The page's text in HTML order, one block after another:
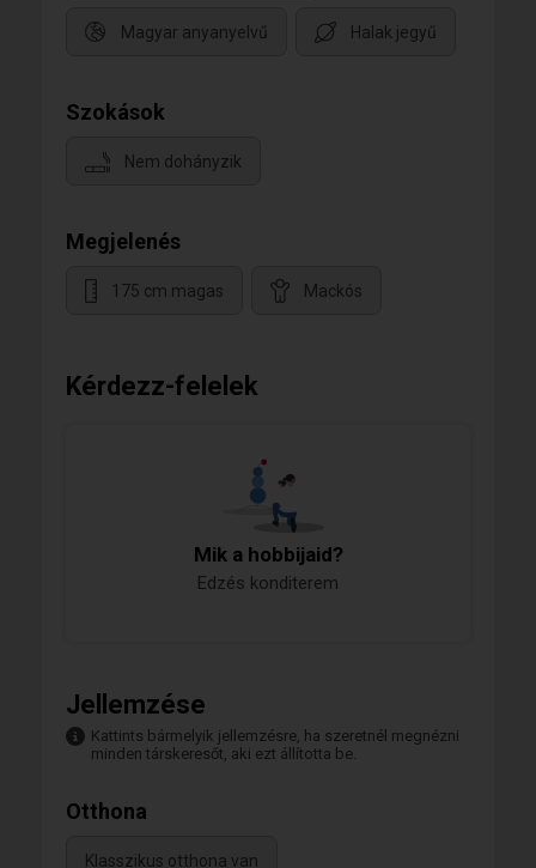
Magyar anyanyelvű Halak jegyű
Szokások
Nem dohányzik
Megjelenés
175 cm magas Mackós
Kérdezz-felelek
Mik a hobbijaid?
Edzés konditerem
Jellemzése
Kattints bármelyik jellemzésre, ha szeretnél megnézni
minden társkeresőt, aki ezt állította be.
Otthona
Klasszikus otthona van